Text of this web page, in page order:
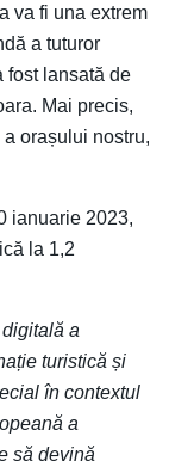
va fi una extrem
a tuturor
fost lansată de
Mai precis,
orașului nostru,
ianuarie 2023,
la 1,2
a
turistică și
în contextul
a
să devină